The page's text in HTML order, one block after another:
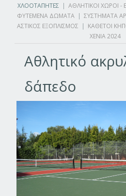
ΧΛΟΟΤΑΠΗΤΕΣ | ΑΘΛΗΤΙΚΟΙ ΧΩΡΟΙ
ΦΥΤΕΜΕΝΑ ΔΩΜΑΤΑ | ΣΥΣΤΗΜΑΤΑ
ΑΣΤΙΚΟΣ ΕΞΟΠΛΙΣΜΟΣ | ΚΑΘΕΤΟΙ
XENIA 2024
Αθλητικό
δάπεδο